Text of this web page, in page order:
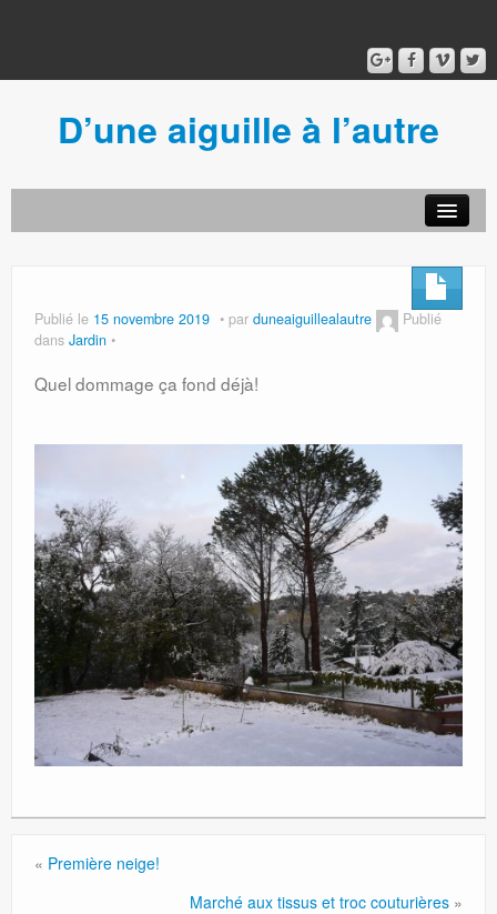
D’une aiguille à l’autre
Publié le 15 novembre 2019 par duneaiguillealautre
Publié
dans Jardin
Quel dommage ça fond déjà!
« Première neige!
Marché aux tissus et troc couturières »